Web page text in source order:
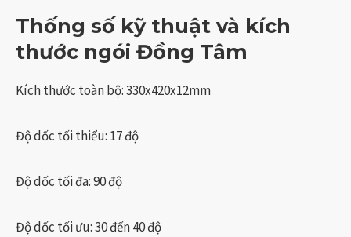
Thống số kỹ thuật và kích
thước ngói Đồng Tâm
Kích thước toàn bộ: 330x420x12mm
Độ dốc tối thiểu: 17 độ
Độ dốc tối đa: 90 độ
Độ dốc tối ưu: 30 đến 40 độ